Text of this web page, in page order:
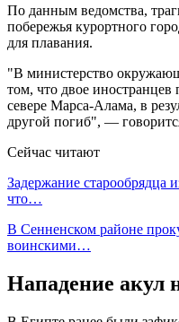
По данным ведомства,
побережья курортного
для плавания.
"В министерство
том, что двое
севере Марса-Алама, в
другой погиб", —
Сейчас читают
Задержание старообрядца
что…
В Сенненском районе
воинскими…
Нападение акул